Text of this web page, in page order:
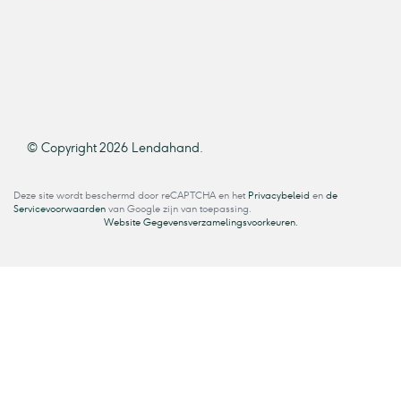
© Copyright 2026 Lendahand.
Deze site wordt beschermd door reCAPTCHA en het Privacybeleid en de
Servicevoorwaarden van Google zijn van toepassing.
Website Gegevensverzamelingsvoorkeuren.